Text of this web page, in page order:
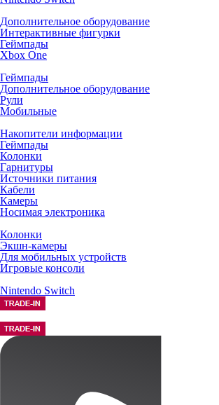
Дополнительное оборудование
Интерактивные фигурки
Геймпады
Xbox One
Геймпады
Дополнительное оборудование
Рули
Мобильные
Накопители информации
Геймпады
Колонки
Гарнитуры
Источники питания
Кабели
Камеры
Носимая электроника
Колонки
Экшн-камеры
Для мобильных устройств
Игровые консоли
Nintendo Switch